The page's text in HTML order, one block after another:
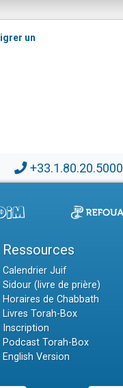
un
+33.1.80.20.5000
Ressources
Calendrier Juif
Sidour (livre de prière)
Horaires de Chabbath
Livres Torah-Box
Inscription
Podcast Torah-Box
English Version